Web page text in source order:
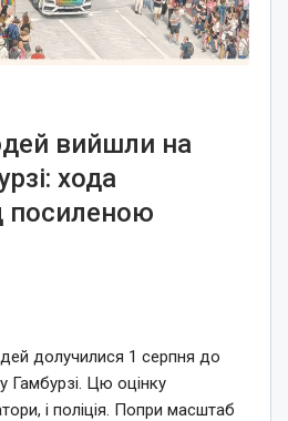
вийшли на
хода
посиленою
долучилися 1 серпня до
Гамбурзі. Цю оцінку
і поліція. Попри масштаб